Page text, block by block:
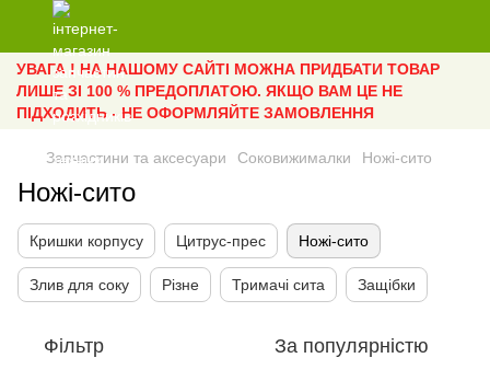
УВАГА ! НА НАШОМУ САЙТІ МОЖНА ПРИДБАТИ ТОВАР
ЛИШЕ ЗІ 100 % ПРЕДОПЛАТОЮ. ЯКЩО ВАМ ЦЕ НЕ
ПІДХОДИТЬ - НЕ ОФОРМЛЯЙТЕ ЗАМОВЛЕННЯ
Запчастини та аксесуари Соковижималки Ножі-сито
Ножі-сито
Кришки корпусу Цитрус-прес Ножі-сито
Злив для соку Різне Тримачі сита Защібки
Фільтр За популярністю